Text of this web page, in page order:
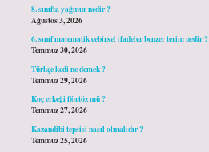
8. sınıfta yağmur nedir ?
Ağustos 3, 2026
6. sınıf matematik cebirsel ifadeler benzer terim nedir ?
Temmuz 30, 2026
Türkçe kedi ne demek ?
Temmuz 29, 2026
Koç erkeği flörtöz mü ?
Temmuz 27, 2026
Kazandibi tepsisi nasıl olmalıdır ?
Temmuz 25, 2026